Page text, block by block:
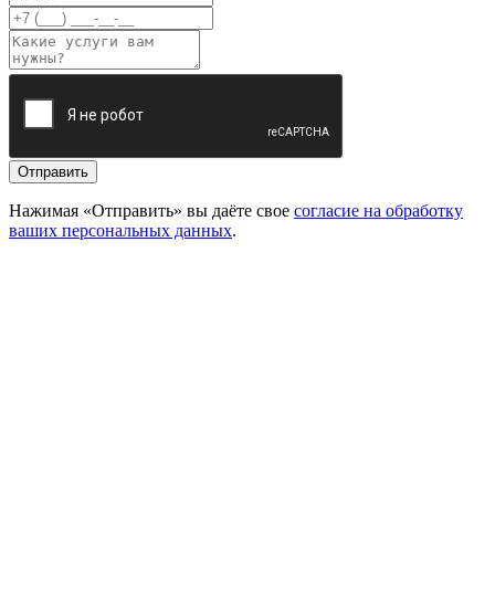
Отправить
Нажимая «Отправить» вы даёте свое согласие на обработку
ваших персональных данных.